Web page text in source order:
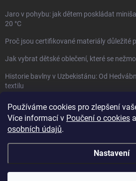
Používáme cookies pro zlepšení
Více informací v Poučení o cookies a
osobních údajů.
Nastavení
Jaro v pohybu: jak dětem poskládat
20 °C
Proč jsou certifikované materiály důležité
Jak vybrat dětské oblečení, které se
Historie bavlny v Uzbekistánu: Od
textilu
Mamazone |
Copyright 2026Winkiki. Všechna práva